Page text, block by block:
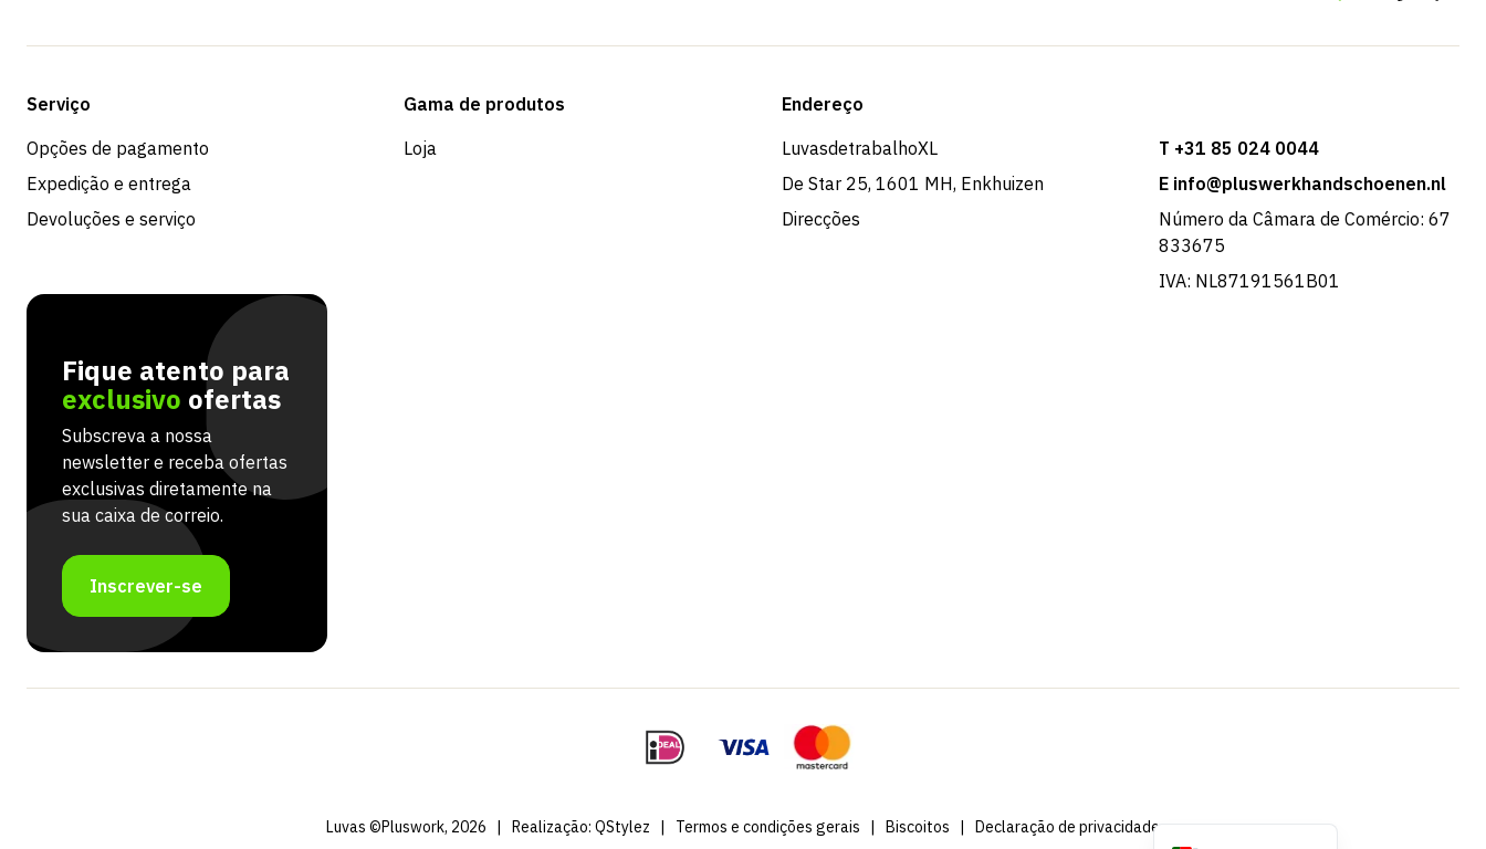
Serviço
Opções de pagamento
Expedição e entrega
Devoluções e serviço
Gama de produtos
Loja
Endereço
LuvasdetrabalhoXL
De Star 25, 1601 MH, Enkhuizen
Direcções
T +31 85 024 0044
E info@pluswerkhandschoenen.nl
Número da Câmara de Comércio: 67
833675
IVA: NL87191561B01
Fique atento para
exclusivo ofertas
Subscreva a nossa
newsletter e receba ofertas
exclusivas diretamente na
sua caixa de correio.
Inscrever-se
Luvas ©Pluswork, 2026 Realização: QStylez Termos e condições gerais Biscoitos Declaração de privacidade